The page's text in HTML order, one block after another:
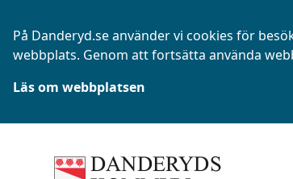
På Danderyd.se använder vi cookies för
webbplats. Genom att fortsätta använda
Läs om webbplatsen